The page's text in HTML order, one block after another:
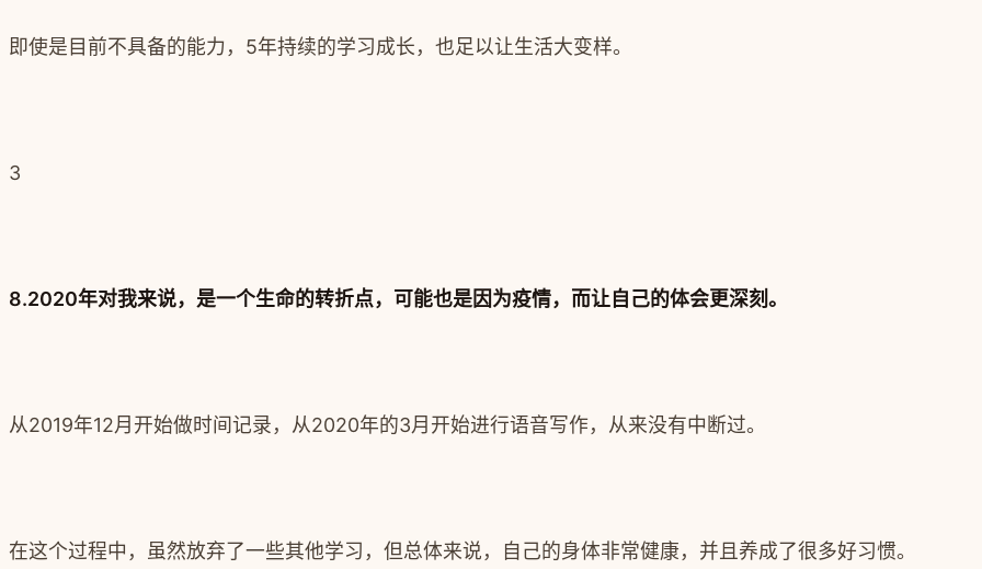
即使是目前不具备的能力，5年持续的学习成长，也足以让生活大变样。
3
8.2020年对我来说，是一个生命的转折点，可能也是因为疫情，而让自己的体会更深刻。
从2019年12月开始做时间记录，从2020年的3月开始进行语音写作，从来没有中断过。
在这个过程中，虽然放弃了一些其他学习，但总体来说，自己的身体非常健康，并且养成了很多好习惯。